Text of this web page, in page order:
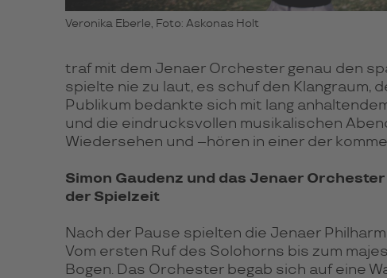
Veronika Eberle, Foto: Askonas Holt
traf mit dem Jenaer Orchester genau den
spielte nie zu laut, es schuf den Klangraum,
Publikum bedankte sich mit lang
und die eindrucksvollen musikalischen
Wiedersehen und –hören in einer der
Simon Gaudenz und das Jenaer
der Spielzeit
Nach der Pause spielten die Jenaer
Vom ersten Ruf des Solohorns bis zum
Bogen. Das Orchester begab sich auf eine